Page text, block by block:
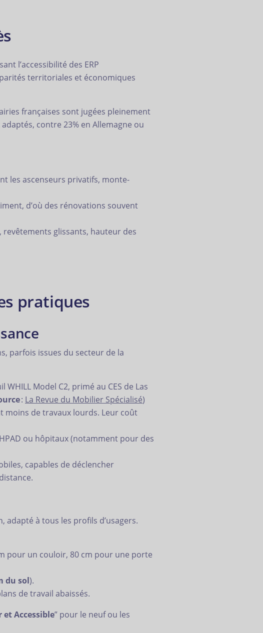
l’accessibilité des ERP
territoriales et économiques
françaises sont jugées pleinement
contre 23% en Allemagne ou
les ascenseurs privatifs, monte-
d’où des rénovations souvent
revêtements glissants, hauteur des
pratiques
parfois issues du secteur de la
Model C2, primé au CES de Las
: La Revue du Mobilier Spécialisé)
moins de travaux lourds. Leur coût
ou hôpitaux (notamment pour des
capables de déclencher
adapté à tous les profils d’usagers.
pour un couloir, 80 cm pour une porte
du sol).
de travail abaissés.
et Accessible” pour le neuf ou les